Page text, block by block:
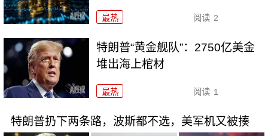
最热 阅读 2
特朗普“黄金舰队”：2750亿美金
堆出海上棺材
最热 阅读 1
特朗普扔下两条路，波斯都不选，美军机又被揍